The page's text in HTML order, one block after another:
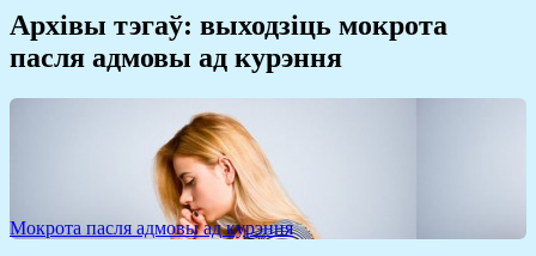
Архівы тэгаў: выходзіць мокрота
пасля адмовы ад курэння
Мокрота пасля адмовы ад курэння